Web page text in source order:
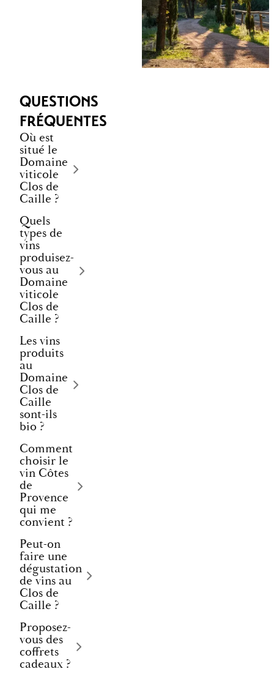
QUESTIONS
FRÉQUENTES
Où est
situé le
Domaine
viticole
Clos de
Caille ?
Quels
types de
vins
produisez-
vous au
Domaine
viticole
Clos de
Caille ?
Les vins
produits
au
Domaine
Clos de
Caille
sont-ils
bio ?
Comment
choisir le
vin Côtes
de
Provence
qui me
convient ?
Peut-on
faire une
dégustation
de vins au
Clos de
Caille ?
Proposez-
vous des
coffrets
cadeaux ?